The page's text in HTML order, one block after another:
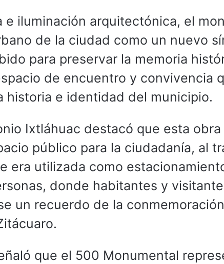
e iluminación arquitectónica, el
de la ciudad como un nuevo
para preservar la memoria
de encuentro y convivencia
historia e identidad del municipio.
Ixtláhuac destacó que esta
público para la ciudadanía, al
era utilizada como
donde habitantes y
un recuerdo de la
que el 500 Monumental